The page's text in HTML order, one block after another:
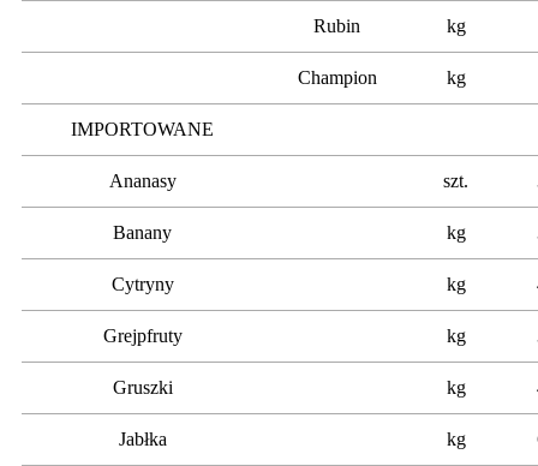
Rubin kg
Champion kg
IMPORTOWANE
Ananasy szt.
Banany kg
Cytryny kg
Grejpfruty kg
Gruszki kg
Jabłka kg